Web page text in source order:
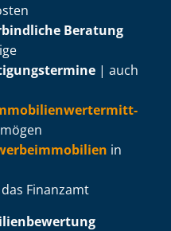
Beratung
| auch
in
Finanzamt